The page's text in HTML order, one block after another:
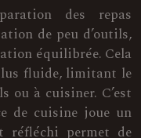
des repas
de peu d’outils,
équilibrée. Cela
fluide, limitant le
ou à cuisiner. C’est
de cuisine joue un
réfléchi permet de